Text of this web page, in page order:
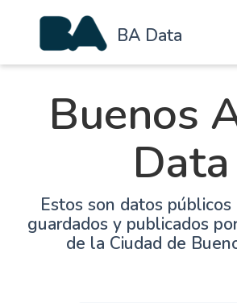
BA Data
Buenos
Data
Estos son datos públicos
guardados y publicados
de la Ciudad de